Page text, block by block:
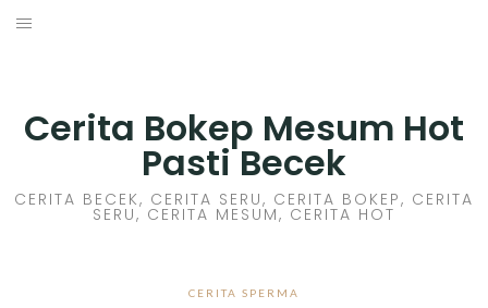
Skip
Cerita Bokep Mesum Hot
Pasti Becek
CERITA BECEK, CERITA SERU, CERITA BOKEP, CERITA
SERU, CERITA MESUM, CERITA HOT
CERITA SPERMA
CERITA SEX HOT